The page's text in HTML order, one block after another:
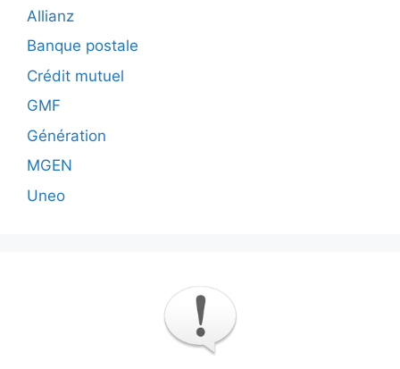
Allianz
Banque postale
Crédit mutuel
GMF
Génération
MGEN
Uneo